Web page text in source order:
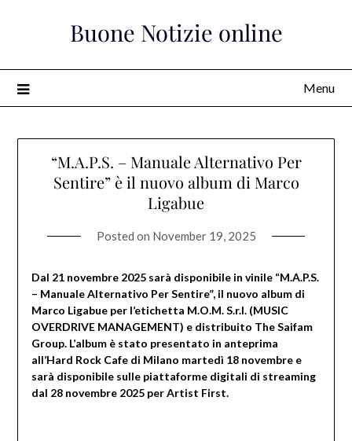
Buone Notizie online
Menu
“M.A.P.S. – Manuale Alternativo Per
Sentire” è il nuovo album di Marco
Ligabue
Posted on November 19, 2025
Dal 21 novembre 2025 sarà disponibile in vinile “M.A.P.S.
– Manuale Alternativo Per Sentire”, il nuovo album di
Marco Ligabue per l’etichetta M.O.M. S.r.l. (MUSIC
OVERDRIVE MANAGEMENT) e distribuito The Saifam
Group. L’album è stato presentato in anteprima
all’Hard Rock Cafe di Milano martedì 18 novembre e
sarà disponibile sulle piattaforme digitali di streaming
dal 28 novembre 2025 per Artist First.